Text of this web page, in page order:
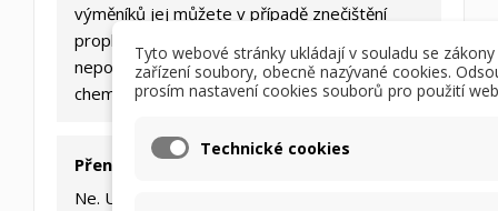
výměníků jej můžete v případě znečištění
propláchnout vlažnou vodou (do 30 °C). Nikdy
nepoužívejte vysokotlaké čističe ani agresivní
chemii.
Přenáší výměník pachy?
Ne. Unikátní membrána propouští pouze
Tyto webové stránky ukládají v souladu se
zařízení soubory, obecně nazývané cookies.
prosím nastavení cookies souborů pro použití
Technické cookies